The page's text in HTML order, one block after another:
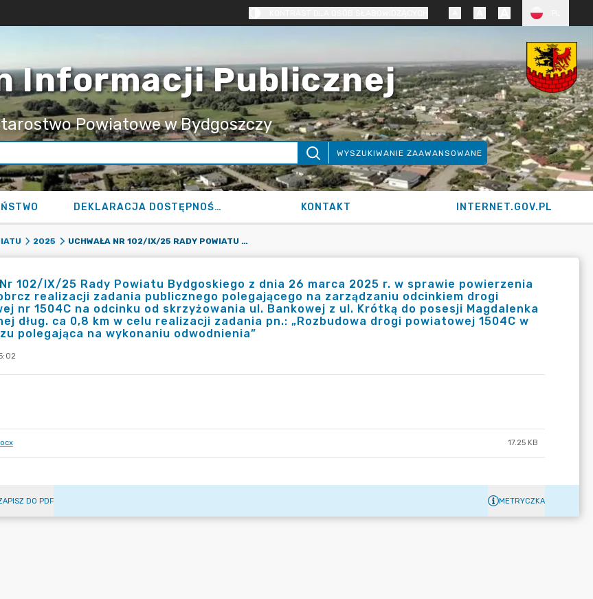
Informacji Publicznej
Powiatowe w Bydgoszczy
WYSZUKIWANIE ZAAWANSOWANE
DEKLARACJA DOSTĘPNOŚCI KONTAKT INTERNET.GOV.PL
2025 UCHWAŁA NR 102/IX/25 RADY POWIATU BYDGOSKIEGO Z DNIA 26 MARCA 2025 R. W SPRAWIE POWIERZENIA GMINIE DOBRCZ REALIZACJI ZADANIA PUBLICZNEGO POLEGAJĄCEGO NA ZARZĄDZANIU ODCINKIEM DROGI POWIATOWEJ NR 1504C NA ODCINKU OD SKRZYŻOWANIA UL. BANKOWEJ Z UL. KRÓTKĄ DO POSESJI MAGDALENKA 12 O ŁĄCZNEJ DŁUG. CA 0,8 KM W CELU REALIZACJI ZADANIA PN.: „ROZBUDOWA DROGI POWIATOWEJ 1504C W KOTOMIERZU POLEGAJĄCA NA WYKONANIU ODWODNIENIA”
Nr 102/IX/25 Rady Powiatu Bydgoskiego z dnia 26 marca 2025 r. w sprawie powierzenia
realizacji zadania publicznego polegającego na zarządzaniu odcinkiem drogi
nr 1504C na odcinku od skrzyżowania ul. Bankowej z ul. Krótką do posesji Magdalenka
dług. ca 0,8 km w celu realizacji zadania pn.: „Rozbudowa drogi powiatowej 1504C w
polegająca na wykonaniu odwodnienia”
17.25 KB
DO PDF METRYCZKA